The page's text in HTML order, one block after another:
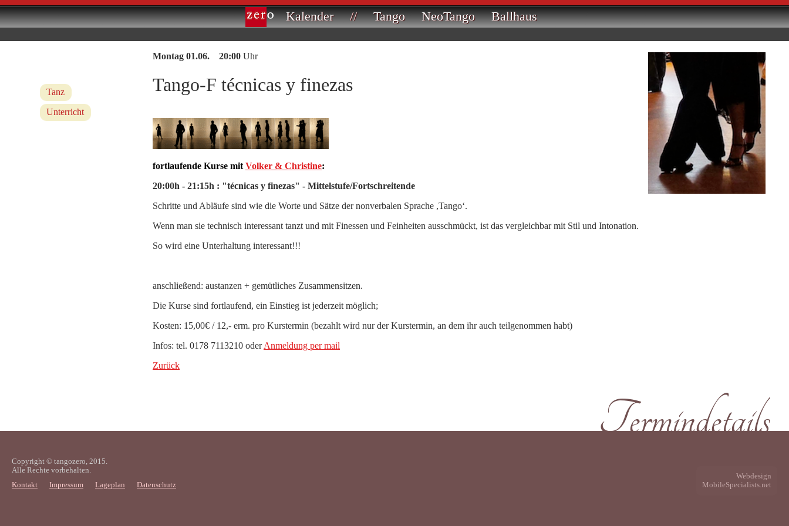
Kalender // Tango NeoTango Ballhaus
Tanz
Unterricht
Termindetails
Montag 01.06. 20:00 Uhr
Tango-F técnicas y finezas
fortlaufende Kurse mit Volker & Christine:
20:00h - 21:15h : "técnicas y finezas" - Mittelstufe/Fortschreitende
Schritte und Abläufe sind wie die Worte und Sätze der nonverbalen Sprache ,Tango‘.
Wenn man sie technisch interessant tanzt und mit Finessen und Feinheiten ausschmückt, ist das vergleichbar mit Stil und Intonation.
So wird eine Unterhaltung interessant!!!
anschließend: austanzen + gemütliches Zusammensitzen.
Die Kurse sind fortlaufend, ein Einstieg ist jederzeit möglich;
Kosten: 15,00€ / 12,- erm. pro Kurstermin (bezahlt wird nur der Kurstermin, an dem ihr auch teilgenommen habt)
Infos: tel. 0178 7113210 oderAnmeldung per mail
Zurück
Webdesign
MobileSpecialists.net
Copyright © tangozero, 2015.
Alle Rechte vorbehalten.
Kontakt
Impressum Lageplan Datenschutz